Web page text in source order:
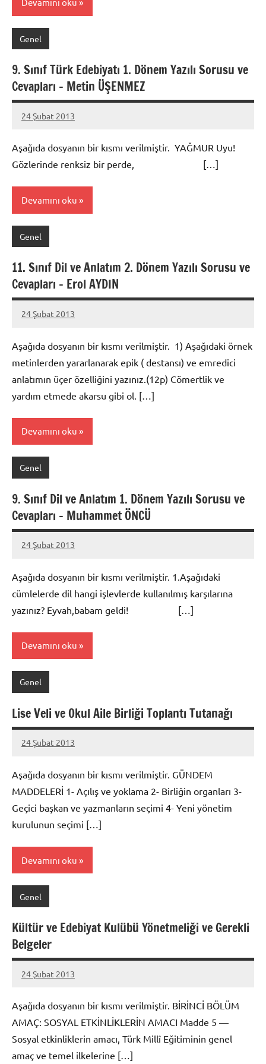
Genel
9. Sınıf Türk Edebiyatı 1. Dönem Yazılı Sorusu ve
Cevapları – Metin ÜŞENMEZ
24 Şubat 2013
prenses
Aşağıda dosyanın bir kısmı verilmiştir. YAĞMUR Uyu!
Gözlerinde renksiz bir perde, […]
Devamını oku
Genel
11. Sınıf Dil ve Anlatım 2. Dönem Yazılı Sorusu ve
Cevapları – Erol AYDIN
24 Şubat 2013
prenses
Aşağıda dosyanın bir kısmı verilmiştir. 1) Aşağıdaki örnek
metinlerden yararlanarak epik ( destansı) ve emredici
anlatımın üçer özelliğini yazınız.(12p) Cömertlik ve
yardım etmede akarsu gibi ol. […]
Devamını oku
Genel
9. Sınıf Dil ve Anlatım 1. Dönem Yazılı Sorusu ve
Cevapları – Muhammet ÖNCÜ
24 Şubat 2013
prenses
Aşağıda dosyanın bir kısmı verilmiştir. 1.Aşağıdaki
cümlelerde dil hangi işlevlerde kullanılmış karşılarına
yazınız? Eyvah,babam geldi! […]
Devamını oku
Genel
Lise Veli ve Okul Aile Birliği Toplantı Tutanağı
24 Şubat 2013
prenses
Aşağıda dosyanın bir kısmı verilmiştir. GÜNDEM
MADDELERİ 1- Açılış ve yoklama 2- Birliğin organları 3-
Geçici başkan ve yazmanların seçimi 4- Yeni yönetim
kurulunun seçimi […]
Devamını oku
Genel
Kültür ve Edebiyat Kulübü Yönetmeliği ve Gerekli
Belgeler
24 Şubat 2013
prenses
Aşağıda dosyanın bir kısmı verilmiştir. BİRİNCİ BÖLÜM
AMAÇ: SOSYAL ETKİNLİKLERİN AMACI Madde 5 —
Sosyal etkinliklerin amacı, Türk Millî Eğitiminin genel
amaç ve temel ilkelerine […]